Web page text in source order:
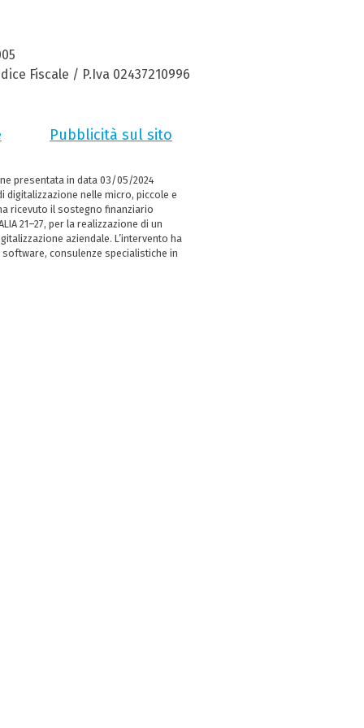
Fiscale / P.Iva 02437210996
Pubblicità sul sito
presentata in data 03/05/2024
digitalizzazione nelle micro, piccole e
ricevuto il sostegno finanziario
21–27, per la realizzazione di un
aziendale. L’intervento ha
consulenze specialistiche in